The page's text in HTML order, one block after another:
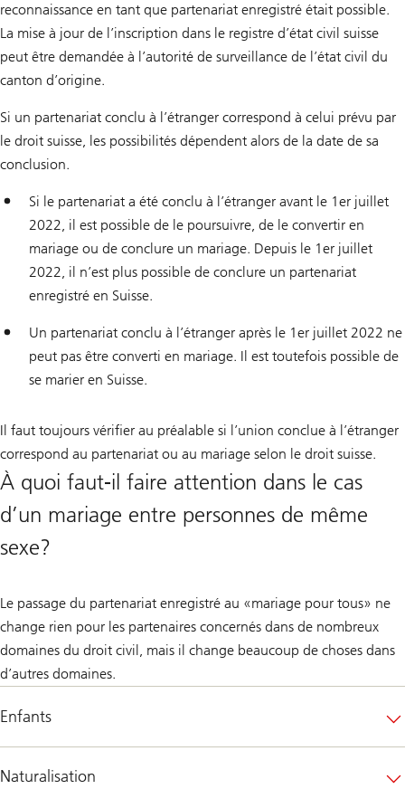
reconnaissance en tant que partenariat enregistré était possible.
La mise à jour de l’inscription dans le registre d’état civil suisse
peut être demandée à l’autorité de surveillance de l’état civil du
canton d’origine.
Si un partenariat conclu à l’étranger correspond à celui prévu par
le droit suisse, les possibilités dépendent alors de la date de sa
conclusion.
Si le partenariat a été conclu à l’étranger avant le 1er juillet
2022, il est possible de le poursuivre, de le convertir en
mariage ou de conclure un mariage. Depuis le 1er juillet
2022, il n’est plus possible de conclure un partenariat
enregistré en Suisse.
Un partenariat conclu à l’étranger après le 1er juillet 2022 ne
peut pas être converti en mariage. Il est toutefois possible de
se marier en Suisse.
Il faut toujours vérifier au préalable si l’union conclue à l’étranger
correspond au partenariat ou au mariage selon le droit suisse.
À quoi faut-il faire attention dans le cas
d’un mariage entre personnes de même
sexe?
Le passage du partenariat enregistré au «mariage pour tous» ne
change rien pour les partenaires concernés dans de nombreux
domaines du droit civil, mais il change beaucoup de choses dans
d’autres domaines.
Enfants
Naturalisation